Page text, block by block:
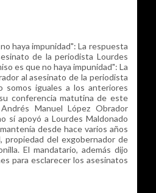
haya impunidad": La respuesta
de la periodista Lourdes
es que no haya impunidad": La
al asesinato de la periodista
somos iguales a los anteriores
conferencia matutina de este
Manuel López Obrador
sí apoyó a Lourdes Maldonado
desde hace varios años
propiedad del exgobernador de
El mandatario, además dijo
para esclarecer los asesinatos